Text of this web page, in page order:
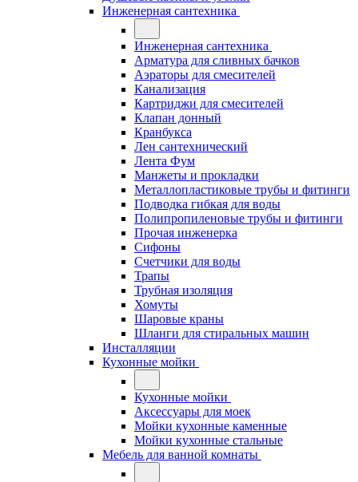
Инженерная сантехника
Инженерная сантехника
Арматура для сливных бачков
Аэраторы для смесителей
Канализация
Картриджи для смесителей
Клапан донный
Кранбукса
Лен сантехнический
Лента Фум
Манжеты и прокладки
Металлопластиковые трубы и фитинги
Подводка гибкая для воды
Полипропиленовые трубы и фитинги
Прочая инженерка
Сифоны
Счетчики для воды
Трапы
Трубная изоляция
Хомуты
Шаровые краны
Шланги для стиральных машин
Инсталляции
Кухонные мойки
Кухонные мойки
Аксессуары для моек
Мойки кухонные каменные
Мойки кухонные стальные
Мебель для ванной комнаты